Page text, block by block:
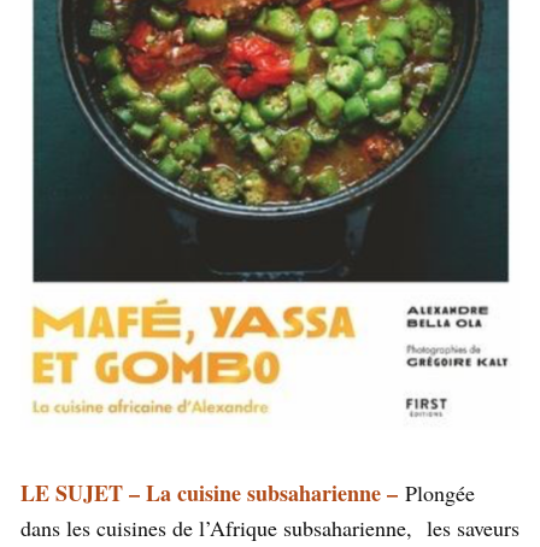
LE SUJET – La cuisine subsaharienne – Plongée
dans les cuisines de l’Afrique subsaharienne, les saveurs